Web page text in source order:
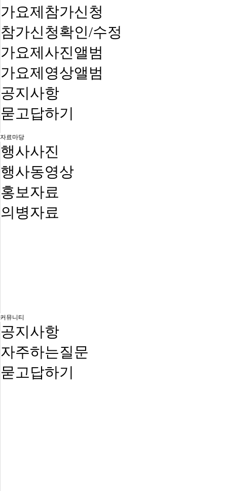
가요제참가신청
참가신청확인/수정
가요제사진앨범
가요제영상앨범
공지사항
묻고답하기
자료마당
행사사진
행사동영상
홍보자료
의병자료
커뮤니티
공지사항
자주하는질문
묻고답하기